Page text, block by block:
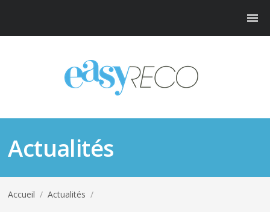
Actualités
Accueil / Actualités /